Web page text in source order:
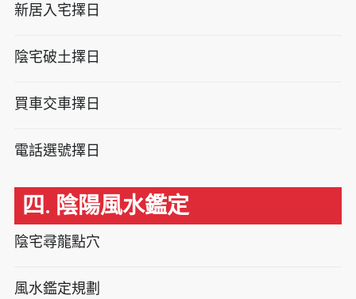
新居入宅擇日
陰宅破土擇日
買車交車擇日
電話選號擇日
四. 陰陽風水鑑定
陰宅尋龍點穴
風水鑑定規劃